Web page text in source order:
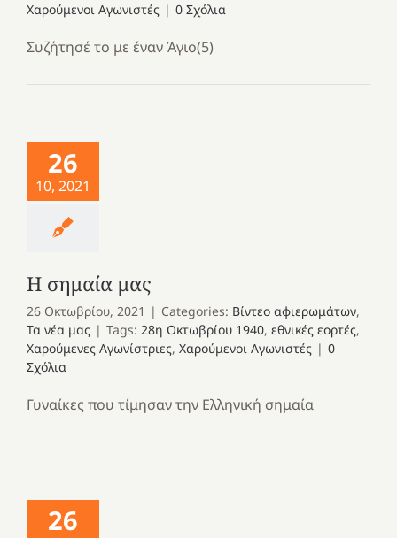
Χαρούμενοι Αγωνιστές | 0 Σχόλια
Συζήτησέ το με έναν Άγιο(5)
26
10, 2021
Η σημαία μας
26 Οκτωβρίου, 2021 | Categories: Βίντεο αφιερωμάτων,
Τα νέα μας | Tags: 28η Οκτωβρίου 1940, εθνικές εορτές,
Χαρούμενες Αγωνίστριες, Χαρούμενοι Αγωνιστές | 0
Σχόλια
Γυναίκες που τίμησαν την Ελληνική σημαία
26